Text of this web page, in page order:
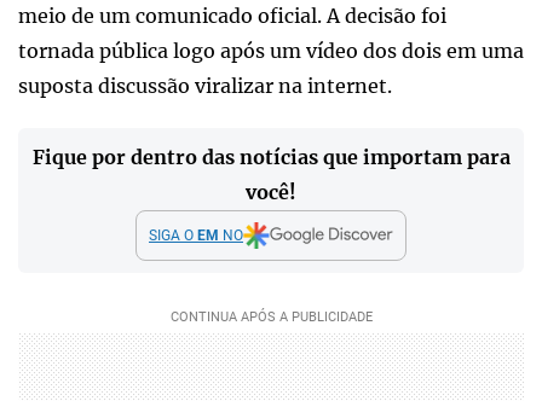
meio de um comunicado oficial. A decisão foi
tornada pública logo após um vídeo dos dois em uma
suposta discussão viralizar na internet.
Fique por dentro das notícias que importam para
você!
SIGA O EM NO